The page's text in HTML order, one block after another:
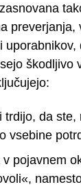
preverjanja,
uporabnikov,
škodljivo
trdijo, da ste,
vsebine
pojavnem